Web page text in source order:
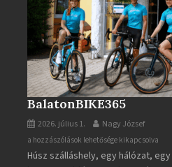
BalatonBIKE365
2026. július 1. Nagy József
BalatonBIKE365
bejegyzéshez
a hozzászólások lehetősége kikapcsolva
Húsz szálláshely, egy hálózat,